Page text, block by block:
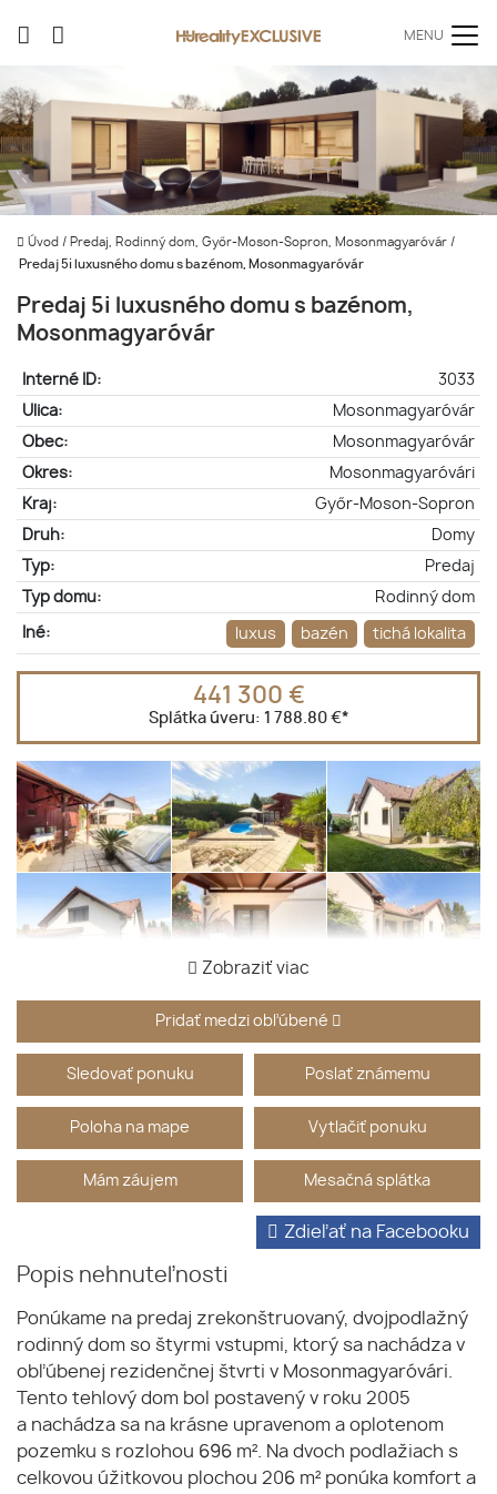
MENU
Úvod / Predaj, Rodinný dom, Győr-Moson-Sopron, Mosonmagyaróvár /
Predaj 5i luxusného domu s bazénom, Mosonmagyaróvár
Predaj 5i luxusného domu s bazénom,
Mosonmagyaróvár
Interné ID:
3033
Ulica:
Mosonmagyaróvár
Obec:
Mosonmagyaróvár
Okres:
Mosonmagyaróvári
Kraj:
Győr-Moson-Sopron
Druh:
Domy
Typ:
Predaj
Typ domu:
Rodinný dom
Iné: luxus bazén tichá lokalita
441 300 €
Splátka úveru: 1 788.80 €*
Zobraziť viac
Pridať medzi obľúbené
Sledovať ponuku Poslať známemu
Poloha na mape Vytlačiť ponuku
Mám záujem Mesačná splátka
Popis nehnuteľnosti
Zdieľať na Facebooku
Ponúkame na predaj zrekonštruovaný, dvojpodlažný
rodinný dom so štyrmi vstupmi, ktorý sa nachádza v
obľúbenej rezidenčnej štvrti v Mosonmagyaróvári.
Tento tehlový dom bol postavený v roku 2005
a nachádza sa na krásne upravenom a oplotenom
pozemku s rozlohou 696 m². Na dvoch podlažiach s
celkovou úžitkovou plochou 206 m² ponúka komfort a